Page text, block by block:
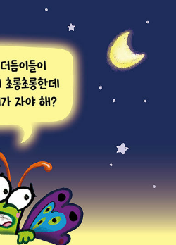
로 옮겼다.